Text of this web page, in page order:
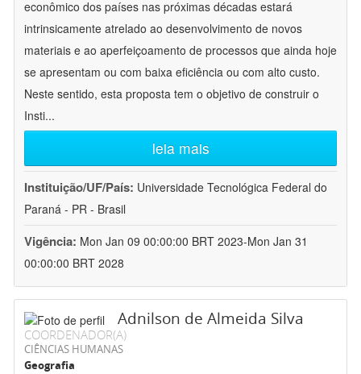
econômico dos países nas próximas décadas estará
intrinsicamente atrelado ao desenvolvimento de novos
materiais e ao aperfeiçoamento de processos que ainda hoje
se apresentam ou com baixa eficiência ou com alto custo.
Neste sentido, esta proposta tem o objetivo de construir o
Insti...
leia mais
Instituição/UF/País: Universidade Tecnológica Federal do
Paraná - PR - Brasil
Vigência: Mon Jan 09 00:00:00 BRT 2023-Mon Jan 31
00:00:00 BRT 2028
Adnilson de Almeida Silva
COORDENADOR(A)
CIÊNCIAS HUMANAS
Geografia